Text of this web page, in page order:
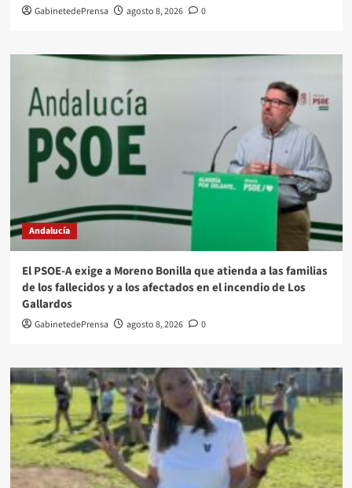
GabinetedePrensa agosto 8, 2026 0
Andalucía
El PSOE-A exige a Moreno Bonilla que atienda a las familias
de los fallecidos y a los afectados en el incendio de Los
Gallardos
GabinetedePrensa agosto 8, 2026 0